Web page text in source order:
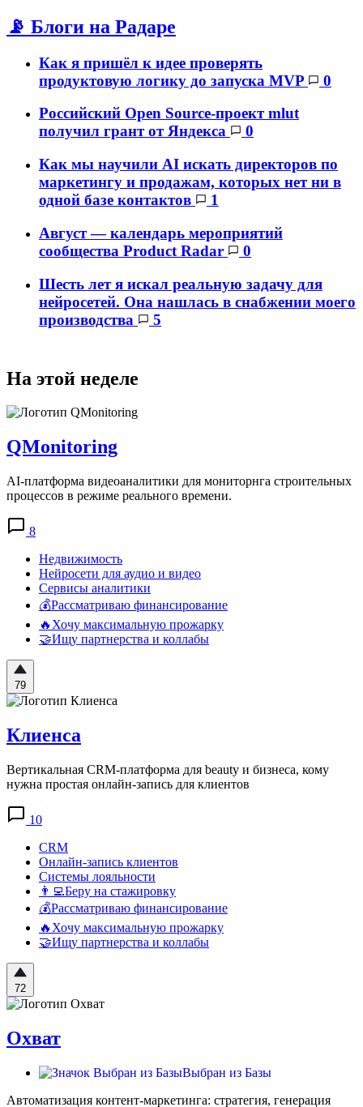
📡 Блоги на Радаре
Как я пришёл к идее проверять
продуктовую логику до запуска MVP
0
Российский Open Source-проект mlut
получил грант от Яндекса
0
Как мы научили AI искать директоров по
маркетингу и продажам, которых нет ни в
одной базе контактов
1
Август — календарь мероприятий
сообщества Product Radar
0
Шесть лет я искал реальную задачу для
нейросетей. Она нашлась в снабжении моего
производства
5
На этой неделе
QMonitoring
AI-платформа видеоаналитики для мониторнга строительных
процессов в режиме реального времени.
8
Недвижимость
Нейросети для аудио и видео
Сервисы аналитики
💰Рассматриваю финансирование
🔥Хочу максимальную прожарку
🤝Ищу партнерства и коллабы
79
Клиенса
Вертикальная CRM-платформа для beauty и бизнеса, кому
нужна простая онлайн-запись для клиентов
10
CRM
Онлайн-запись клиентов
Системы лояльности
👨‍💻Беру на стажировку
💰Рассматриваю финансирование
🔥Хочу максимальную прожарку
🤝Ищу партнерства и коллабы
72
Охват
Выбран из Базы
Автоматизация контент-маркетинга: стратегия, генерация